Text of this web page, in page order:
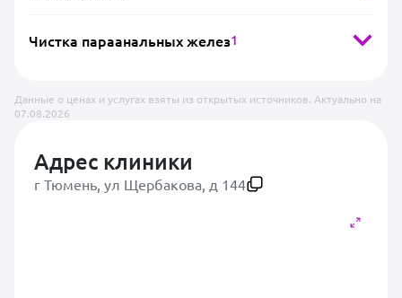
Чистка параанальных желез1
Данные о ценах и услугах взяты из открытых источников. Актуально на
07.08.2026
Адрес клиники
г Тюмень, ул Щербакова, д 144